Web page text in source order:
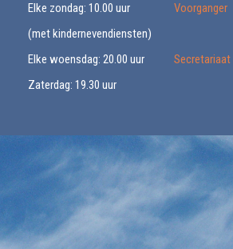
Elke zondag: 10.00 uur
(met kindernevendiensten)
Elke woensdag: 20.00 uur
Zaterdag: 19.30 uur
Voorganger
Secretariaat